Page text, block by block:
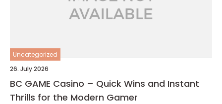
Uncategorized
26. July 2026
BC GAME Casino – Quick Wins and Instant
Thrills for the Modern Gamer